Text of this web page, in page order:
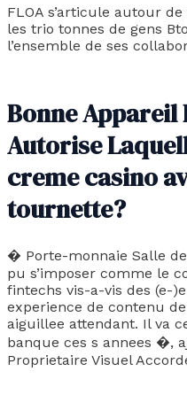
FLOA s’articule autour
les trio tonnes de gens
l’ensemble de ses
Bonne Appareil
Autorise
creme casino
tournette?
� Porte-monnaie Salle
pu s’imposer comme le
fintechs vis-a-vis des (e-
experience de contenu
aiguillee attendant. Il va
banque ces s annees �,
Proprietaire Visuel